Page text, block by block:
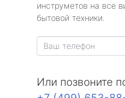
инструметов на все
бытовой техники.
Или позвоните